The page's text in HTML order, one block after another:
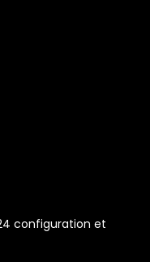
configuration et